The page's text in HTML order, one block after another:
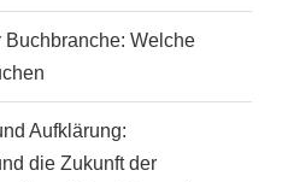
Buchbranche: Welche
Aufklärung:
die Zukunft der